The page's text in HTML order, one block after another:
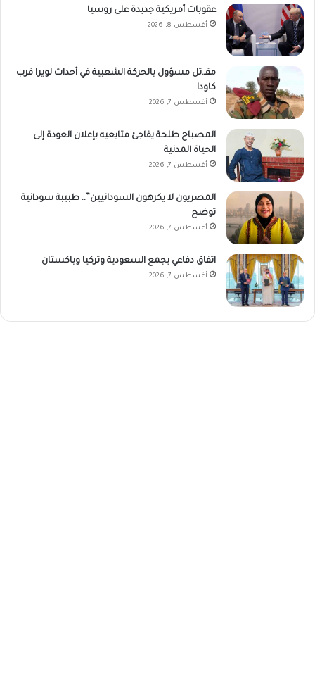
عقوبات أمريكية جديدة على روسيا
أغسطس 8, 2026
مقـ.تل مسؤول بالحركة الشعبية في أحداث لويرا قرب
كاودا
أغسطس 7, 2026
المصباح طلحة يفاجئ متابعيه بإعلان العودة إلى
الحياة المدنية
أغسطس 7, 2026
المصريون لا يكرهون السودانيين”.. طبيبة سودانية
توضح
أغسطس 7, 2026
اتفاق دفاعي يجمع السعودية وتركيا وباكستان
أغسطس 7, 2026